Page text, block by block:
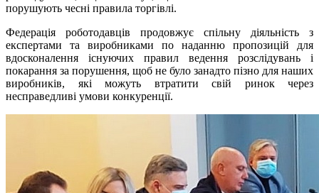
порушують чесні правила торгівлі.
Федерація роботодавців продовжує спільну діяльність з
експертами та виробниками по наданню пропозицій для
вдосконалення існуючих правил ведення розслідувань і
покарання за порушення, щоб не було занадто пізно для наших
виробників, які можуть втратити свій ринок через
несправедливі умови конкуренції.